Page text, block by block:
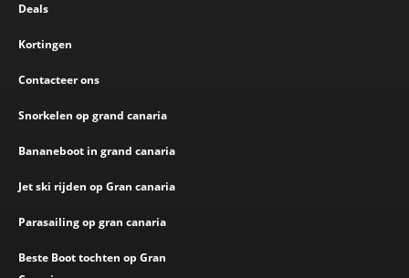
Deals
Kortingen
Contacteer ons
Snorkelen op grand canaria
Bananeboot in grand canaria
Jet ski rijden op Gran canaria
Parasailing op gran canaria
Beste Boot tochten op Gran